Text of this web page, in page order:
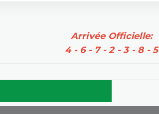
Arrivée Officielle:
4 - 6 - 7 - 2 - 3 - 8 - 5